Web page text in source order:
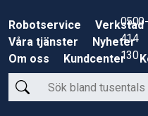
Robotservice
Verkstad
Våra tjänster
Nyheter
Om oss
Kundcenter
Sök
bland
0500-
414
130